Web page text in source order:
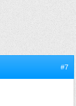
#7